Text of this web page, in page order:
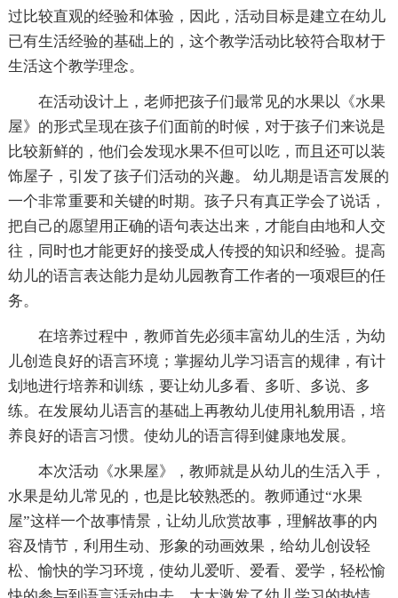
过比较直观的经验和体验，因此，活动目标是建立在幼儿
已有生活经验的基础上的，这个教学活动比较符合取材于
生活这个教学理念。
在活动设计上，老师把孩子们最常见的水果以《水果
屋》的形式呈现在孩子们面前的时候，对于孩子们来说是
比较新鲜的，他们会发现水果不但可以吃，而且还可以装
饰屋子，引发了孩子们活动的兴趣。 幼儿期是语言发展的
一个非常重要和关键的时期。孩子只有真正学会了说话，
把自己的愿望用正确的语句表达出来，才能自由地和人交
往，同时也才能更好的接受成人传授的知识和经验。提高
幼儿的语言表达能力是幼儿园教育工作者的一项艰巨的任
务。
在培养过程中，教师首先必须丰富幼儿的生活，为幼
儿创造良好的语言环境；掌握幼儿学习语言的规律，有计
划地进行培养和训练，要让幼儿多看、多听、多说、多
练。在发展幼儿语言的基础上再教幼儿使用礼貌用语，培
养良好的语言习惯。使幼儿的语言得到健康地发展。
本次活动《水果屋》，教师就是从幼儿的生活入手，
水果是幼儿常见的，也是比较熟悉的。教师通过“水果
屋”这样一个故事情景，让幼儿欣赏故事，理解故事的内
容及情节，利用生动、形象的动画效果，给幼儿创设轻
松、愉快的学习环境，使幼儿爱听、爱看、爱学，轻松愉